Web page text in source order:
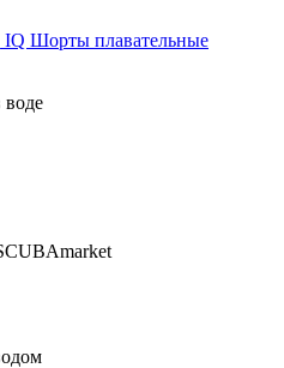
IQ Шорты плавательные
воде